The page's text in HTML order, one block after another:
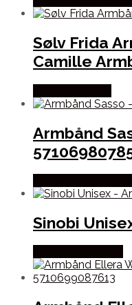
Sølv Frida
Camille
Armbånd
Sinobi